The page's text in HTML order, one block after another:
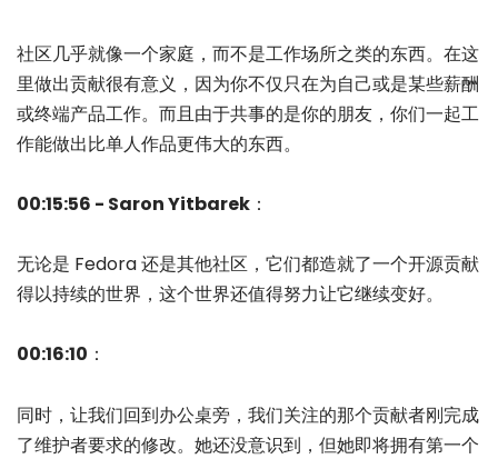
社区几乎就像一个家庭，而不是工作场所之类的东西。在这
里做出贡献很有意义，因为你不仅只在为自己或是某些薪酬
或终端产品工作。而且由于共事的是你的朋友，你们一起工
作能做出比单人作品更伟大的东西。
00:15:56 - Saron Yitbarek ：
无论是 Fedora 还是其他社区，它们都造就了一个开源贡献
得以持续的世界，这个世界还值得努力让它继续变好。
00:16:10 ：
同时，让我们回到办公桌旁，我们关注的那个贡献者刚完成
了维护者要求的修改。她还没意识到，但她即将拥有第一个